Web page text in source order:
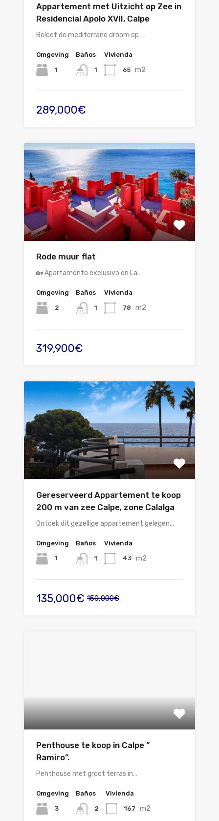
Appartement met Uitzicht op Zee in
Residencial Apolo XVII, Calpe
Beleef de mediterrane droom op…
Omgeving
1
Baños
1
Vivienda
65 m2
289,000€
Rode muur flat
🏡 Apartamento exclusivo en La…
Omgeving
2
Baños
1
Vivienda
78 m2
319,900€
Gereserveerd Appartement te koop
200 m van zee Calpe, zone Calalga
Ontdek dit gezellige appartement gelegen…
Omgeving
1
Baños
1
Vivienda
43 m2
135,000€ 150,000€
Penthouse te koop in Calpe ”
Ramiro”.
Penthouse met groot terras in…
Omgeving
3
Baños
2
Vivienda
167 m2